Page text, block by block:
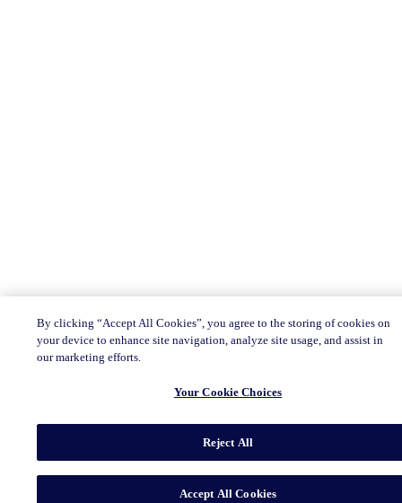
By clicking “Accept All Cookies”, you agree to the storing of cookies on
your device to enhance site navigation, analyze site usage, and assist in
our marketing efforts.
Your Cookie Choices
Reject All
Accept All Cookies